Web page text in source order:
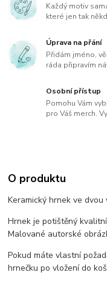
Každý motiv
které jen tak
Úprava na přání
Přidám jméno,
ráda připravím
Osobní přístup
Pomohu Vám
pro Váš merch.
O produktu
Keramický hrnek ve
Hrnek je potištěný
Malované autorské
Pokud máte vlastní
hrnečku po vložení do